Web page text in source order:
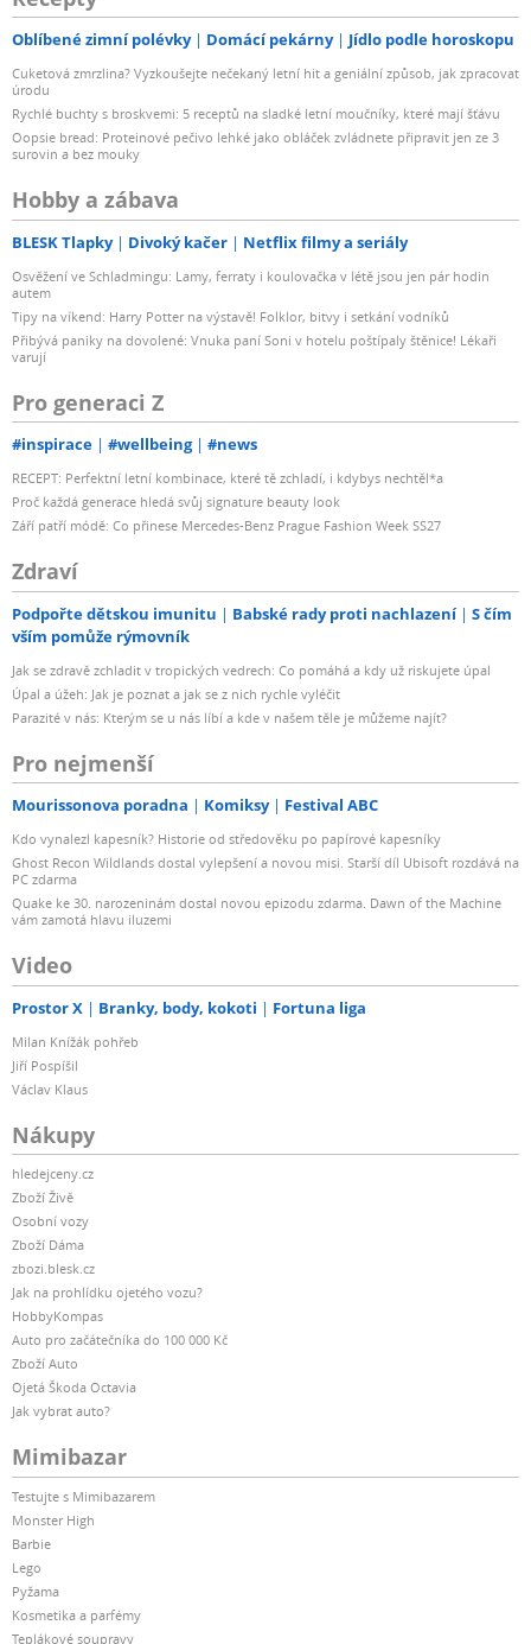
Oblíbené zimní polévky Domácí pekárny Jídlo podle horoskopu
Cuketová zmrzlina? Vyzkoušejte nečekaný letní hit a geniální způsob, jak zpracovat
úrodu
Rychlé buchty s broskvemi: 5 receptů na sladké letní moučníky, které mají šťávu
Oopsie bread: Proteinové pečivo lehké jako obláček zvládnete připravit jen ze 3
surovin a bez mouky
Hobby a zábava
BLESK Tlapky Divoký kačer Netflix filmy a seriály
Osvěžení ve Schladmingu: Lamy, ferraty i koulovačka v létě jsou jen pár hodin
autem
Tipy na víkend: Harry Potter na výstavě! Folklor, bitvy i setkání vodníků
Přibývá paniky na dovolené: Vnuka paní Soni v hotelu poštípaly štěnice! Lékaři
varují
Pro generaci Z
#inspirace #wellbeing #news
RECEPT: Perfektní letní kombinace, které tě zchladí, i kdybys nechtěl*a
Proč každá generace hledá svůj signature beauty look
Září patří módě: Co přinese Mercedes-Benz Prague Fashion Week SS27
Zdraví
Podpořte dětskou imunitu Babské rady proti nachlazení
S čím
vším pomůže rýmovník
Jak se zdravě zchladit v tropických vedrech: Co pomáhá a kdy už riskujete úpal
Úpal a úžeh: Jak je poznat a jak se z nich rychle vyléčit
Parazité v nás: Kterým se u nás líbí a kde v našem těle je můžeme najít?
Pro nejmenší
Mourissonova poradna Komiksy Festival ABC
Kdo vynalezl kapesník? Historie od středověku po papírové kapesníky
Ghost Recon Wildlands dostal vylepšení a novou misi. Starší díl Ubisoft rozdává na
PC zdarma
Quake ke 30. narozeninám dostal novou epizodu zdarma. Dawn of the Machine
vám zamotá hlavu iluzemi
Video
Prostor X Branky, body, kokoti Fortuna liga
Milan Knížák pohřeb
Jiří Pospíšil
Václav Klaus
Nákupy
hledejceny.cz
Zboží Živě
Osobní vozy
Zboží Dáma
zbozi.blesk.cz
Jak na prohlídku ojetého vozu?
HobbyKompas
Auto pro začátečníka do 100 000 Kč
Zboží Auto
Ojetá Škoda Octavia
Jak vybrat auto?
Mimibazar
Testujte s Mimibazarem
Monster High
Barbie
Lego
Pyžama
Kosmetika a parfémy
Teplákové soupravy